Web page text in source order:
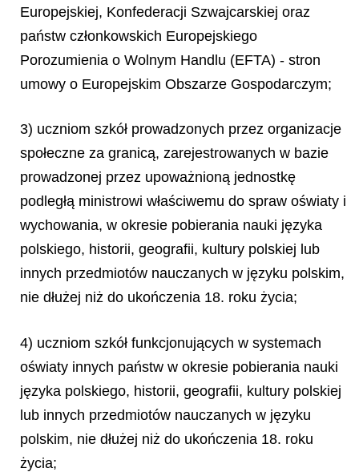
Europejskiej, Konfederacji Szwajcarskiej oraz
państw członkowskich Europejskiego
Porozumienia o Wolnym Handlu (EFTA) - stron
umowy o Europejskim Obszarze Gospodarczym;
3) uczniom szkół prowadzonych przez organizacje
społeczne za granicą, zarejestrowanych w bazie
prowadzonej przez upoważnioną jednostkę
podległą ministrowi właściwemu do spraw oświaty i
wychowania, w okresie pobierania nauki języka
polskiego, historii, geografii, kultury polskiej lub
innych przedmiotów nauczanych w języku polskim,
nie dłużej niż do ukończenia 18. roku życia;
4) uczniom szkół funkcjonujących w systemach
oświaty innych państw w okresie pobierania nauki
języka polskiego, historii, geografii, kultury polskiej
lub innych przedmiotów nauczanych w języku
polskim, nie dłużej niż do ukończenia 18. roku
życia;